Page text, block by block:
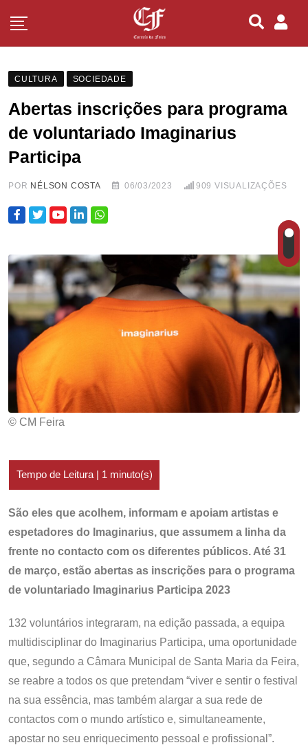
CULTURA SOCIEDADE
Abertas inscrições para programa
de voluntariado Imaginarius
Participa
POR NÉLSON COSTA 06/03/2023 909 VISUALIZAÇÕES
© CM Feira
São eles que acolhem, informam e apoiam artistas e
espetadores do Imaginarius, que assumem a linha da
frente no contacto com os diferentes públicos. Até 31
de março, estão abertas as inscrições para o programa
de voluntariado Imaginarius Participa 2023
132 voluntários integraram, na edição passada, a equipa
multidisciplinar do Imaginarius Participa, uma oportunidade
que, segundo a Câmara Municipal de Santa Maria da Feira,
se reabre a todos os que pretendam “viver e sentir o festival
na sua essência, mas também alargar a sua rede de
contactos com o mundo artístico e, simultaneamente,
apostar no seu enriquecimento pessoal e profissional”.